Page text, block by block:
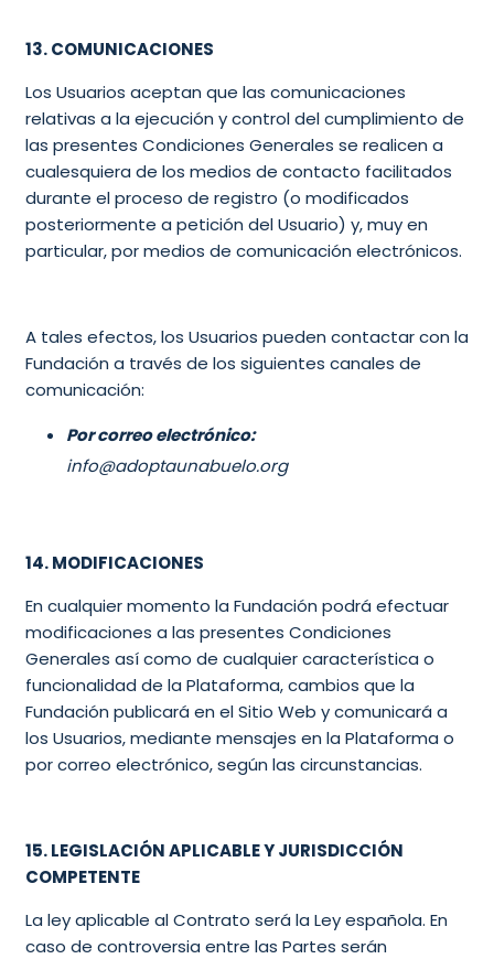
13. COMUNICACIONES
Los Usuarios aceptan que las comunicaciones
relativas a la ejecución y control del cumplimiento de
las presentes Condiciones Generales se realicen a
cualesquiera de los medios de contacto facilitados
durante el proceso de registro (o modificados
posteriormente a petición del Usuario) y, muy en
particular, por medios de comunicación electrónicos.
A tales efectos, los Usuarios pueden contactar con la
Fundación a través de los siguientes canales de
comunicación:
Por correo electrónico:
info@adoptaunabuelo.org
14. MODIFICACIONES
En cualquier momento la Fundación podrá efectuar
modificaciones a las presentes Condiciones
Generales así como de cualquier característica o
funcionalidad de la Plataforma, cambios que la
Fundación publicará en el Sitio Web y comunicará a
los Usuarios, mediante mensajes en la Plataforma o
por correo electrónico, según las circunstancias.
15. LEGISLACIÓN APLICABLE Y JURISDICCIÓN
COMPETENTE
La ley aplicable al Contrato será la Ley española. En
caso de controversia entre las Partes serán